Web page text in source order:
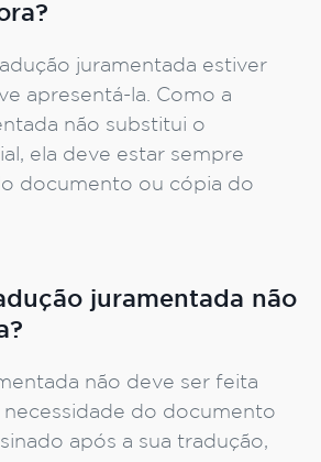
juramentada estiver
apresentá-la. Como a
não substitui o
ela deve estar sempre
documento ou cópia do
juramentada não
não deve ser feita
necessidade do documento
após a sua tradução,